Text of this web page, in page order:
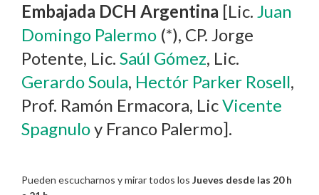
Embajada DCH Argentina [Lic. Juan
Domingo Palermo (*), CP. Jorge
Potente, Lic. Saúl Gómez, Lic.
Gerardo Soula, Hectór Parker Rosell,
Prof. Ramón Ermacora, LicVicente
Spagnuloy Franco Palermo].
Pueden escucharnos y mirar todos los Jueves desde las 20 h